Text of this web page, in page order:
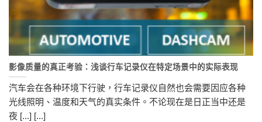
影像质量的真正考验：浅谈行车记录仪在特定场景中的实际表现
汽车会在各种环境下行驶，行车记录仪自然也会需要因应各种
光线照明、温度和天气的真实条件。不论现在是日正当中还是
夜 [...] [...]